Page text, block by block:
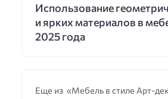
Использование
и ярких материалов в
2025 года
Еще из «Мебель в стиле Арт-